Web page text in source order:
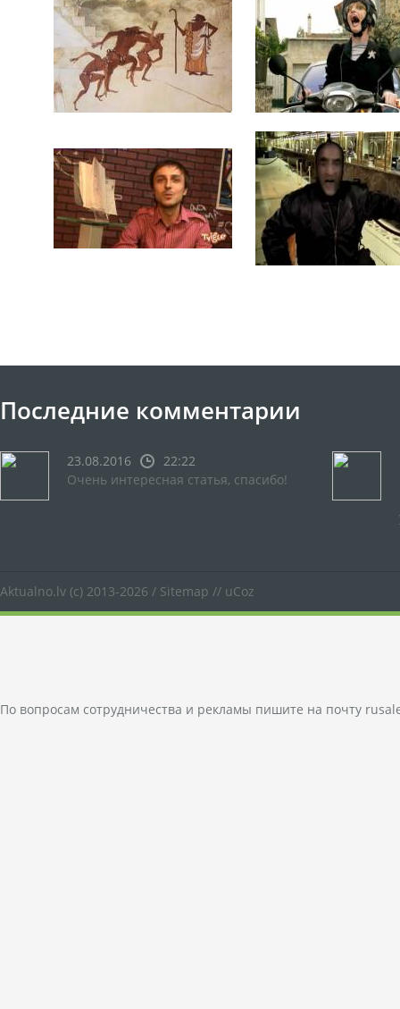
Последние комментарии
23.08.2016
22:22
Очень интересная статья, спасибо!
Aktualno.lv (c) 2013-2026 / Sitemap // uCoz
По вопросам сотрудничества и рекламы пишите на почту